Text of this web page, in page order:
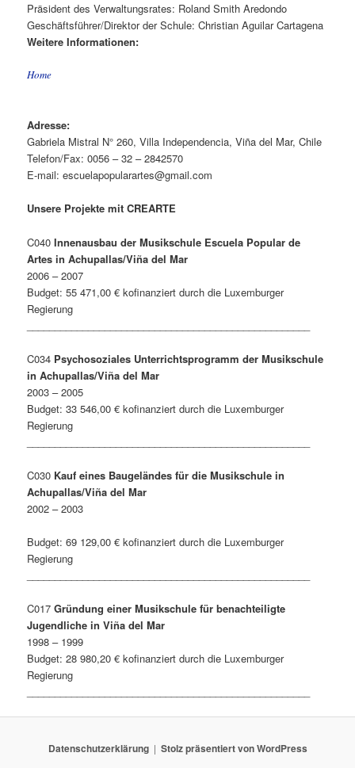
Präsident des Verwaltungsrates: Roland Smith Aredondo
Geschäftsführer/Direktor der Schule: Christian Aguilar Cartagena
Weitere Informationen:
Home
Adresse:
Gabriela Mistral N° 260, Villa Independencia, Viña del Mar, Chile
Telefon/Fax: 0056 – 32 – 2842570
E-mail: escuelapopularartes@gmail.com
Unsere Projekte mit CREARTE
C040Innenausbau der Musikschule Escuela Popular de
Artes in Achupallas/Viña del Mar
2006 – 2007
Budget: 55 471,00 € kofinanziert durch die Luxemburger
Regierung
C034 Psychosoziales Unterrichtsprogramm der Musikschule
in Achupallas/Viña del Mar
2003 – 2005
Budget: 33 546,00 € kofinanziert durch die Luxemburger
Regierung
C030 Kauf eines Baugeländes für die Musikschule in
Achupallas/Viña del Mar
2002 – 2003
Budget: 69 129,00 € kofinanziert durch die Luxemburger
Regierung
C017Gründung einer Musikschule für benachteiligte
Jugendliche in Viña del Mar
1998 – 1999
Budget: 28 980,20 € kofinanziert durch die Luxemburger
Regierung
Datenschutzerklärung Stolz präsentiert von WordPress